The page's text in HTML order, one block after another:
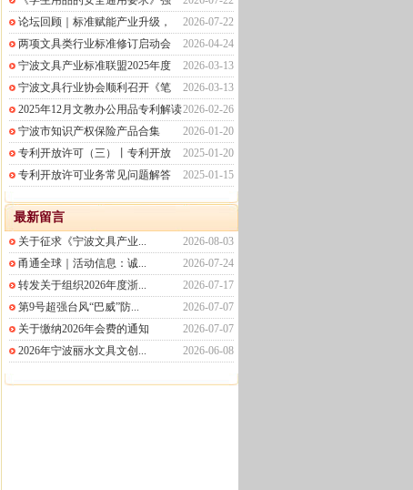
最新留言
2026-08-03
关于征求《宁波文具产业...
2026-07-24
甬通全球｜活动信息：诚...
2026-07-17
转发关于组织2026年度浙...
2026-07-07
第9号超强台风“巴威”防...
2026-07-07
关于缴纳2026年会费的通知
2026-06-08
2026年宁波丽水文具文创...
2026-07-22
论坛回顾｜标准赋能产业升级，
2026-04-24
两项文具类行业标准修订启动会
2026-03-13
宁波文具产业标准联盟2025年度
2026-03-13
宁波文具行业协会顺利召开《笔
2026-02-26
2025年12月文教办公用品专利解读
2026-01-20
宁波市知识产权保险产品合集
2025-01-20
专利开放许可（三）丨专利开放
2025-01-15
专利开放许可业务常见问题解答